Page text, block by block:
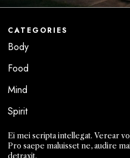
CATEGORIES
Body
Food
Mind
Spirit
Ei mei scripta intellegat. Verear
Pro saepe maluisset ne, audire
detraxit.